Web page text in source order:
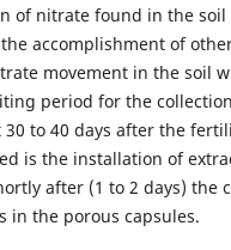
of nitrate found in the
accomplishment of
movement in the soil
period for the
to 40 days after the
is the installation of
after (1 to 2 days) the
in the porous capsules.